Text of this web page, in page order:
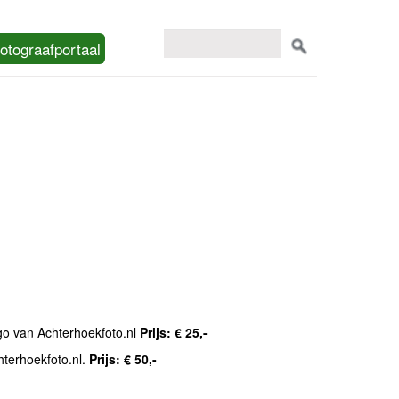
van Achterhoekfoto.nl Prijs: € 25,-
Prijs: € 50,-